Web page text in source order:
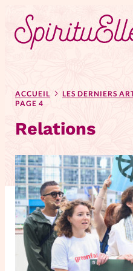
Tous les
Actus au féminin
Astuces
Chroniques
Edito
ACCUEIL LES DERNIERS
PAGE 4
Relations